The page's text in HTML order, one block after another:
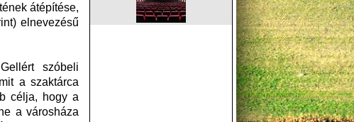
átépítése,
elnevezésű
szóbeli
a szaktárca
célja, hogy a
a városháza